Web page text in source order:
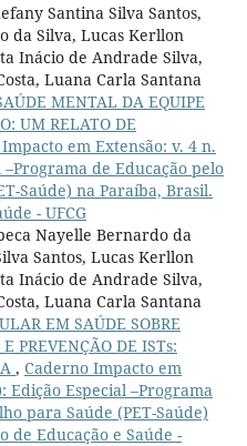
Santina Silva Santos,
da Silva, Lucas Kerllon
Inácio de Andrade Silva,
Luana Carla Santana
MENTAL DA EQUIPE
UM RELATO DE
em Extensão: v. 4 n.
–Programa de Educação pelo
Saúde) na Paraíba, Brasil.
- UFCG
Nayelle Bernardo da
Santos, Lucas Kerllon
Inácio de Andrade Silva,
Luana Carla Santana
EM SAÚDE SOBRE
PREVENÇÃO DE ISTs:
, Caderno Impacto em
Edição Especial –Programa
para Saúde (PET-Saúde)
de Educação e Saúde -